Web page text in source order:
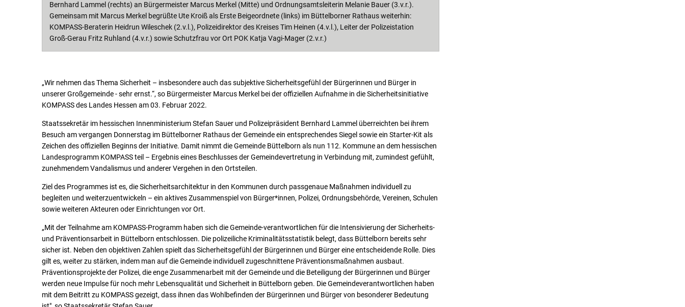
Bernhard Lammel (rechts) an Bürgermeister Marcus Merkel (Mitte) und Ordnungsamtsleiterin Melanie Bauer (3.v.r.).
Gemeinsam mit Marcus Merkel begrüßte Ute Kroiß als Erste Beigeordnete (links) im Büttelborner Rathaus weiterhin:
KOMPASS-Beraterin Heidrun Wileschek (2.v.l.), Polizeidirektor des Kreises Tim Heinen (4.v.l.), Leiter der Polizeistation
Groß-Gerau Fritz Ruhland (4.v.r.) sowie Schutzfrau vor Ort POK Katja Vagi-Mager (2.v.r.)
„Wir nehmen das Thema Sicherheit – insbesondere auch das subjektive Sicherheitsgefühl der Bürgerinnen und Bürger in
unserer Großgemeinde - sehr ernst.“, so Bürgermeister Marcus Merkel bei der offiziellen Aufnahme in die Sicherheitsinitiative
KOMPASS des Landes Hessen am 03. Februar 2022.
Staatssekretär im hessischen Innenministerium Stefan Sauer und Polizeipräsident Bernhard Lammel überreichten bei ihrem
Besuch am vergangen Donnerstag im Büttelborner Rathaus der Gemeinde ein entsprechendes Siegel sowie ein Starter-Kit als
Zeichen des offiziellen Beginns der Initiative. Damit nimmt die Gemeinde Büttelborn als nun 112. Kommune an dem hessischen
Landesprogramm KOMPASS teil – Ergebnis eines Beschlusses der Gemeindevertretung in Verbindung mit, zumindest gefühlt,
zunehmendem Vandalismus und anderer Vergehen in den Ortsteilen.
Ziel des Programmes ist es, die Sicherheitsarchitektur in den Kommunen durch passgenaue Maßnahmen individuell zu
begleiten und weiterzuentwickeln – ein aktives Zusammenspiel von Bürger*innen, Polizei, Ordnungsbehörde, Vereinen, Schulen
sowie weiteren Akteuren oder Einrichtungen vor Ort.
„Mit der Teilnahme am KOMPASS-Programm haben sich die Gemeinde-verantwortlichen für die Intensivierung der Sicherheits-
und Präventionsarbeit in Büttelborn entschlossen. Die polizeiliche Kriminalitätsstatistik belegt, dass Büttelborn bereits sehr
sicher ist. Neben den objektiven Zahlen spielt das Sicherheitsgefühl der Bürgerinnen und Bürger eine entscheidende Rolle. Dies
gilt es, weiter zu stärken, indem man auf die Gemeinde individuell zugeschnittene Präventionsmaßnahmen ausbaut.
Präventionsprojekte der Polizei, die enge Zusammenarbeit mit der Gemeinde und die Beteiligung der Bürgerinnen und Bürger
werden neue Impulse für noch mehr Lebensqualität und Sicherheit in Büttelborn geben. Die Gemeindeverantwortlichen haben
mit dem Beitritt zu KOMPASS gezeigt, dass ihnen das Wohlbefinden der Bürgerinnen und Bürger von besonderer Bedeutung